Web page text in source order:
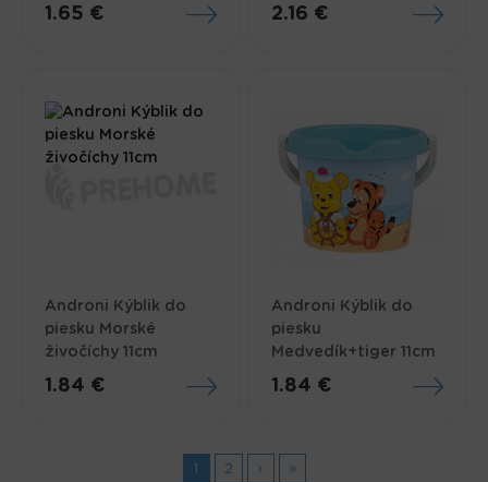
1.65 € 2.16 €
Androni Kýblik do
piesku Morské
živočíchy 11cm
1.84 €
Androni Kýblik do
piesku
Medvedík+tiger 11cm
1.84 €
2 › »